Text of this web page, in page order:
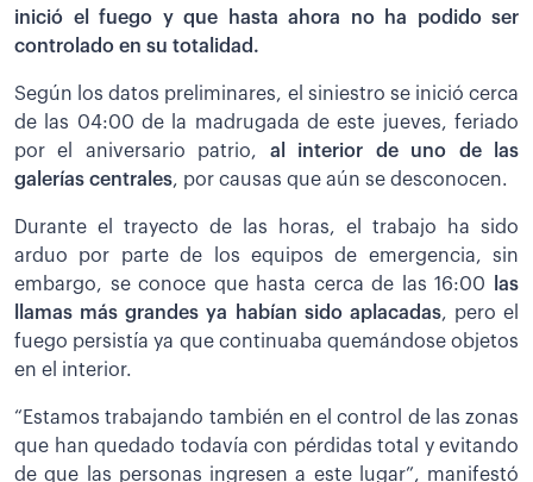
inició el fuego y que hasta ahora no ha podido ser
controlado en su totalidad.
Según los datos preliminares, el siniestro se inició cerca
de las 04:00 de la madrugada de este jueves, feriado
por el aniversario patrio, al interior de uno de las
galerías centrales, por causas que aún se desconocen.
Durante el trayecto de las horas, el trabajo ha sido
arduo por parte de los equipos de emergencia, sin
embargo, se conoce que hasta cerca de las 16:00
las
llamas más grandes ya habían sido aplacadas, pero el
fuego persistía ya que continuaba quemándose objetos
en el interior.
“Estamos trabajando también en el control de las zonas
que han quedado todavía con pérdidas total y evitando
de que las personas ingresen a este lugar”, manifestó